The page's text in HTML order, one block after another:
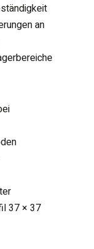
an
37 × 37